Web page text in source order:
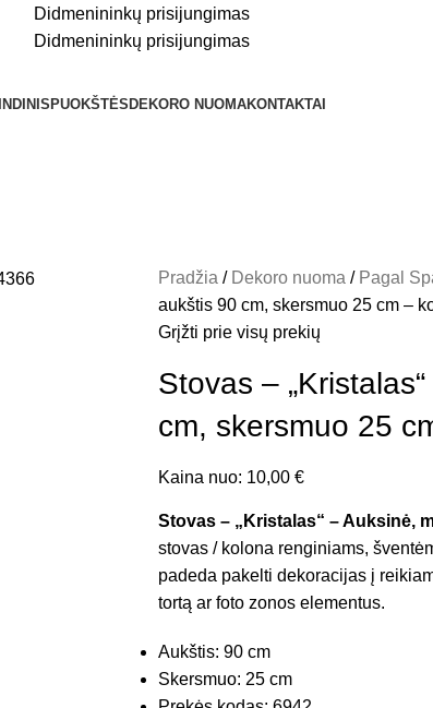
Didmenininkų prisijungimas
Didmenininkų prisijungimas
PUOKŠTĖS DEKORO NUOMAKONTAKTAI
Pradžia Dekoro nuoma Pagal
aukštis 90 cm, skersmuo 25 cm –
Grįžti prie visų prekių
Stovas –
cm, skersmuo 25
Kaina nuo: 10,00 €
Stovas – „Kristalas“ – Auksinė,
stovas / kolona renginiams,
padeda pakelti dekoracijas į
tortą ar foto zonos elementus.
Aukštis: 90 cm
Skersmuo: 25 cm